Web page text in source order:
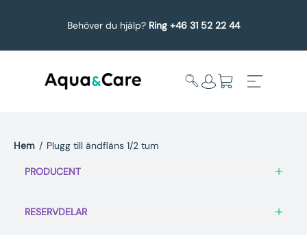
Behöver du hjälp? Ring +46 31 52 22 44
undermeny
Hem / Plugg till ändfläns 1/2 tum
PRODUCENT
RESERVDELAR